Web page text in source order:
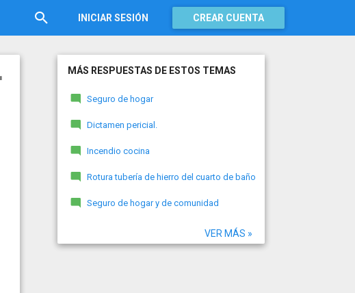
INICIAR SESIÓN CREAR CUENTA
MÁS RESPUESTAS DE ESTOS TEMAS
Seguro de hogar
Dictamen pericial.
Incendio cocina
Rotura tubería de hierro del cuarto de baño
Seguro de hogar y de comunidad
VER MÁS »